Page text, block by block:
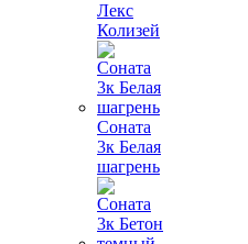
Лекс
Колизей
Соната
3к Белая
шагрень